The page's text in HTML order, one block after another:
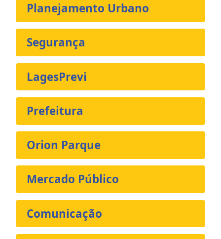
Planejamento Urbano
Segurança
LagesPrevi
Prefeitura
Orion Parque
Mercado Público
Comunicação